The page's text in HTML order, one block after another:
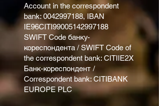
Account in the correspondent
bank: 0042997188, IBAN
IE96CITI99005142997188
SWIFT Code банку-
кореспондента / SWIFT Code of
the correspondent bank: CITIIE2X
Банк-кореспондент /
Correspondent bank: CITIBANK
EUROPE PLC